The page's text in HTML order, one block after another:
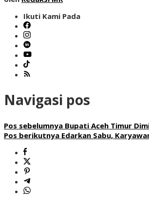
Ikuti Kami Pada
Navigasi pos
Pos sebelumnya Bupati Aceh Timur
Pos berikutnya Edarkan Sabu,